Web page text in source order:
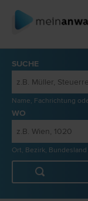
SUCHE
Name, Fachrichtung
WO
Ort, Bezirk, Bundesland